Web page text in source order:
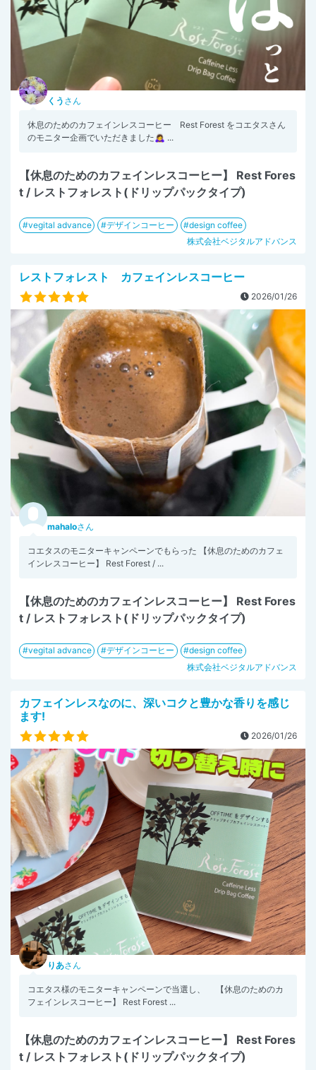
くう さん
休息のためのカフェインレスコーヒー Rest Forest をコエタスさん
のモニター企画でいただきました🙇‍♀ ...
【休息のためのカフェインレスコーヒー】 Rest Fores
t / レストフォレスト(ドリップパックタイプ)
vegital advance デザインコーヒー
design coffee
株式会社ベジタルアドバンス
レストフォレスト カフェインレスコーヒー
2026/01/26
mahaloさん
コエタスのモニターキャンペーンでもらった 【休息のためのカフェ
インレスコーヒー】 Rest Forest / ...
【休息のためのカフェインレスコーヒー】 Rest Fores
t / レストフォレスト(ドリップパックタイプ)
vegital advance デザインコーヒー
design coffee
株式会社ベジタルアドバンス
カフェインレスなのに、深いコクと豊かな香りを感じ
ます!
2026/01/26
りあさん
コエタス様のモニターキャンペーンで当選し、 【休息のためのカ
フェインレスコーヒー】 Rest Forest ...
【休息のためのカフェインレスコーヒー】 Rest Fores
t / レストフォレスト(ドリップパックタイプ)